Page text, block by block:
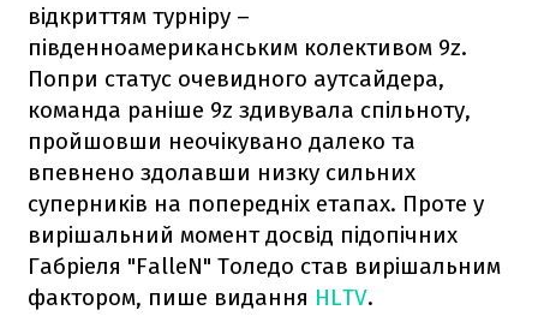
відкриттям турніру –
південноамериканським колективом 9z.
Попри статус очевидного аутсайдера,
команда раніше 9z здивувала спільноту,
пройшовши неочікувано далеко та
впевнено здолавши низку сильних
суперників на попередніх етапах. Проте у
вирішальний момент досвід підопічних
Габріеля "FalleN" Толедо став вирішальним
фактором, пише видання HLTV.